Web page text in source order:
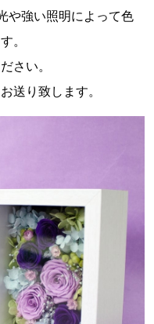
や強い照明によって色
。
さい。
送り致します。